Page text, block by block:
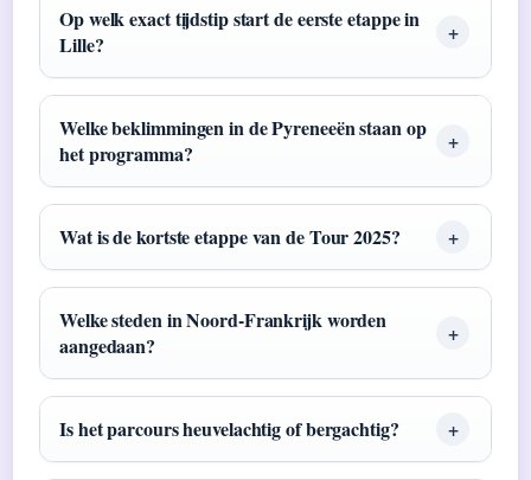
Op welk exact tijdstip start de eerste etappe in
Lille?
Welke beklimmingen in de Pyreneeën staan op
het programma?
Wat is de kortste etappe van de Tour 2025?
Welke steden in Noord-Frankrijk worden
aangedaan?
Is het parcours heuvelachtig of bergachtig?